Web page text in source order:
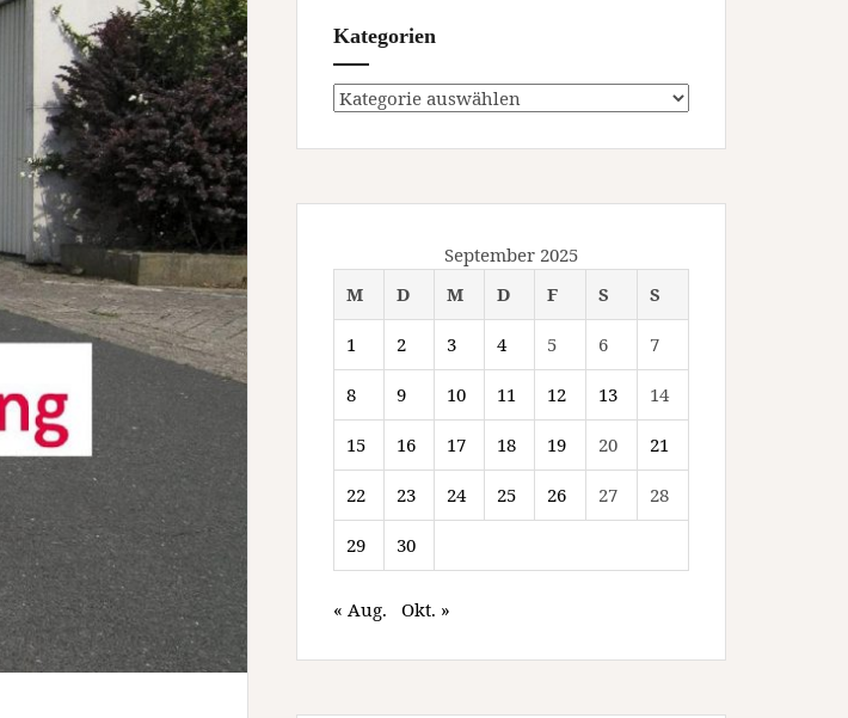
Kategorien
Kategorien
September 2025
M
D M D F S S
1 2 3 4 5 6 7
8 9 10 11 12 13 14
15 16 17 18 19 20 21
22 23 24 25 26 27 28
29 30
« Aug. Okt. »